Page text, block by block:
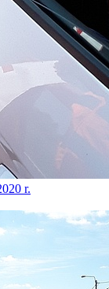
r.